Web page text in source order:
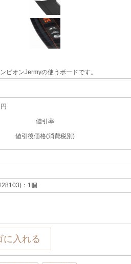
ピオンJermyの使うボードです。
値引率
値引後価格(消費税別)
：1個